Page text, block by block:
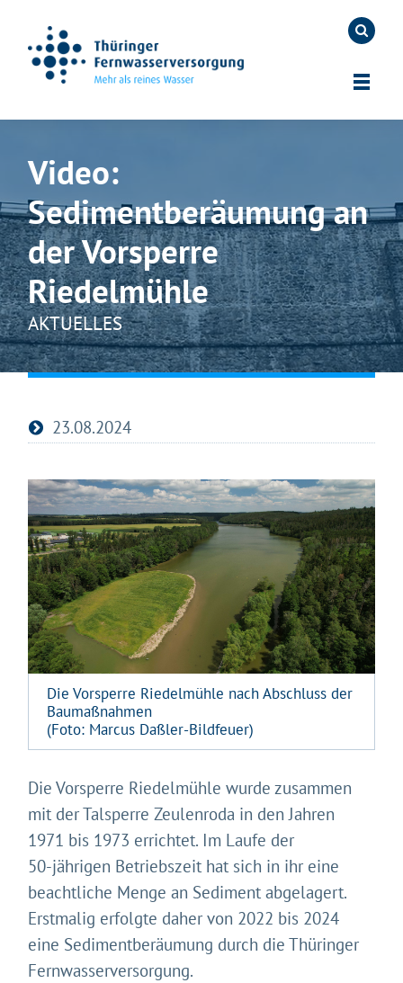
Video:
Sedimentberäumung an
der Vorsperre
Riedelmühle
AKTUELLES
23.08.2024
Die Vorsperre Riedelmühle nach Abschluss der
Baumaßnahmen
(Foto: Marcus Daßler-Bildfeuer)
Die Vorsperre Riedelmühle wurde zusammen
mit der Talsperre Zeulenroda in den Jahren
1971 bis 1973 errichtet. Im Laufe der
50-jährigen Betriebszeit hat sich in ihr eine
beachtliche Menge an Sediment abgelagert.
Erstmalig erfolgte daher von 2022 bis 2024
eine Sedimentberäumung durch die Thüringer
Fernwasserversorgung.
Gleich geht's los!
Mit Ihrer Zustimmung möchten wir moderne Web-
Technologien auf unserer Website nutzen. Einige sind
essenziell, Youtube und Matomo helfen uns diese
Website und Ihr Erlebnis zu verbessern.
Impressum
& Datenschutz